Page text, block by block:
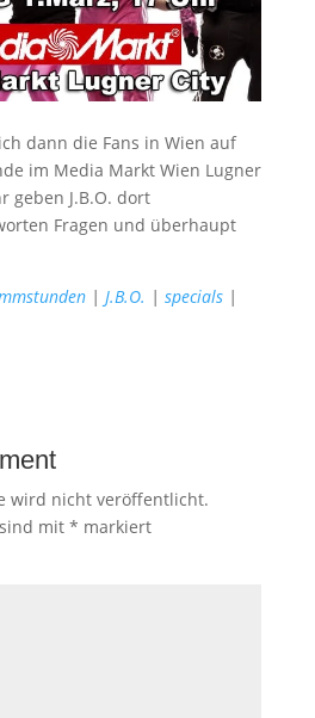
dann die Fans in Wien auf
im Media Markt Wien Lugner
geben J.B.O. dort
Fragen und überhaupt
| J.B.O. | specials|
wird nicht veröffentlicht.
mit * markiert